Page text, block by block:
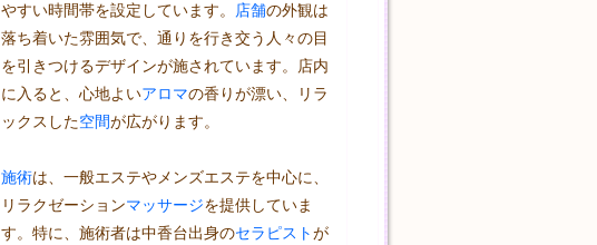
やすい時間帯を設定しています。 店舗の外観は
落ち着いた雰囲気で、通りを行き交う人々の目
を引きつけるデザインが施されています。店内
に入ると、心地よいアロマの香りが漂い、リラ
ックスした空間が広がります。
施術は、一般エステやメンズエステを中心に、
リラクゼーションマッサージを提供していま
す。特に、施術者は中香台出身のセラピストが